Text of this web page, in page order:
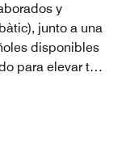
y
junto a una
disponibles
para elevar tu
de